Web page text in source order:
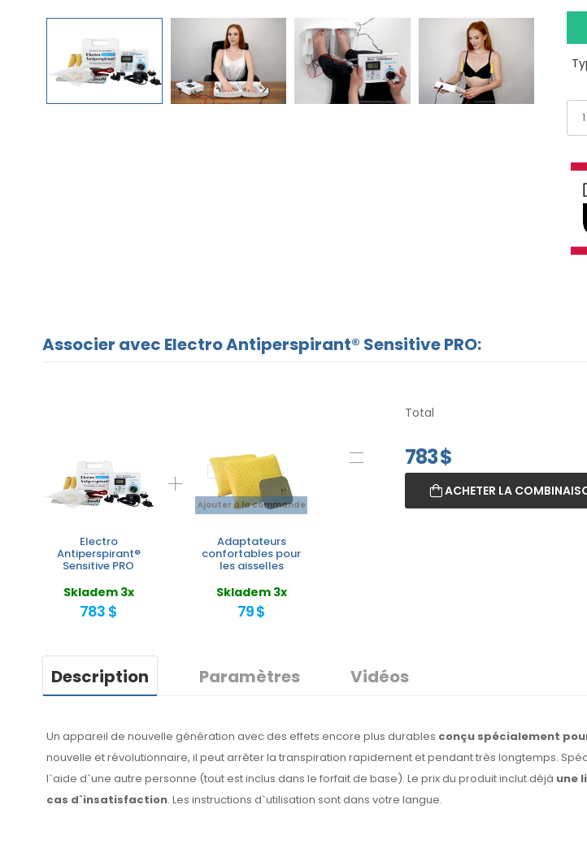
Associer avec Electro Antiperspirant® Sensitive PRO:
Electro
Antiperspirant®
Sensitive PRO
Skladem 3x
783 $
Ajouter à la commande
Adaptateurs
confortables pour
les aisselles
Skladem 3x
79 $
Total
783$
ACHETER LA
Description Paramètres Vidéos
Un appareil de nouvelle génération avec des effets encore plus durables conçu spécialement
nouvelle et révolutionnaire, il peut arrêter la transpiration rapidement et pendant très longtemps.
l`aide d`une autre personne (tout est inclus dans le forfait de base). Le prix du produit inclut déjà une
cas d`insatisfaction. Les instructions d`utilisation sont dans votre langue.